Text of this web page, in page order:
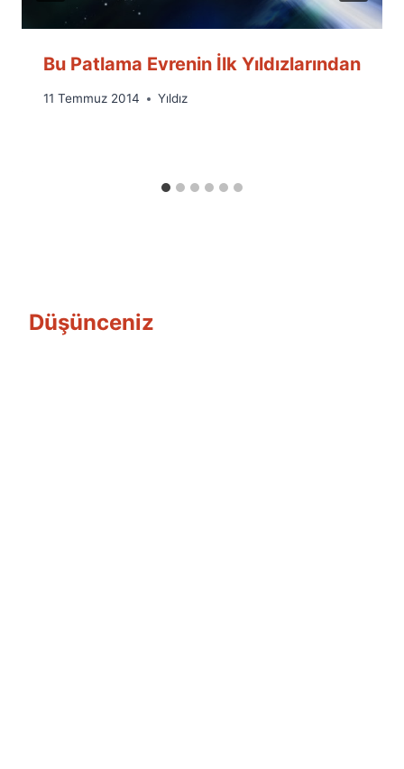
Bu Patlama Evrenin İlk Yıldızlarından
By
11 Temmuz 2014 Yıldız
Düşünceniz